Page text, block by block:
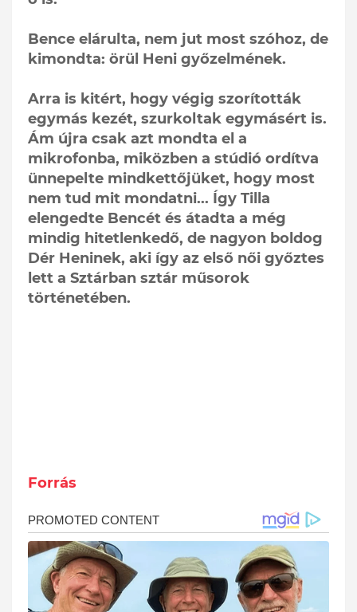
Bence elárulta, nem jut most szóhoz, de
kimondta: örül Heni győzelmének.
Arra is kitért, hogy végig szorították
egymás kezét, szurkoltak egymásért is.
Ám újra csak azt mondta el a
mikrofonba, miközben a stúdió ordítva
ünnepelte mindkettőjüket, hogy most
nem tud mit mondatni... Így Tilla
elengedte Bencét és átadta a még
mindig hitetlenkedő, de nagyon boldog
Dér Heninek, aki így az első női győztes
lett a Sztárban sztár műsorok
történetében.
Forrás